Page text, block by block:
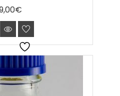
€